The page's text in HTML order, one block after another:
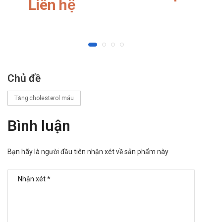
Thông tin với bác sĩ nhữnh sản phẩm, thuốc mà bạn đang
Khi sử dụng Atoris 10mg Krka cần lưu ý
Lưu ý chung:
Đọc kĩ hướng dẫn sử dụng trước khi dùng
Để xa tầm tay của trẻ em
Thận trọng khi sử dụng đối với phụ nữ có thai và đang
dùng.
Người lái xe, điều khiển và vận hành máy móc:
Thận trọng khi sử dụng cho đối tượng này. Tham khảo
Liên hệ
Chủ đề
Tăng cholesterol máu
Bình luận
Bạn hãy là người đầu tiên nhận xét về sản phẩm này